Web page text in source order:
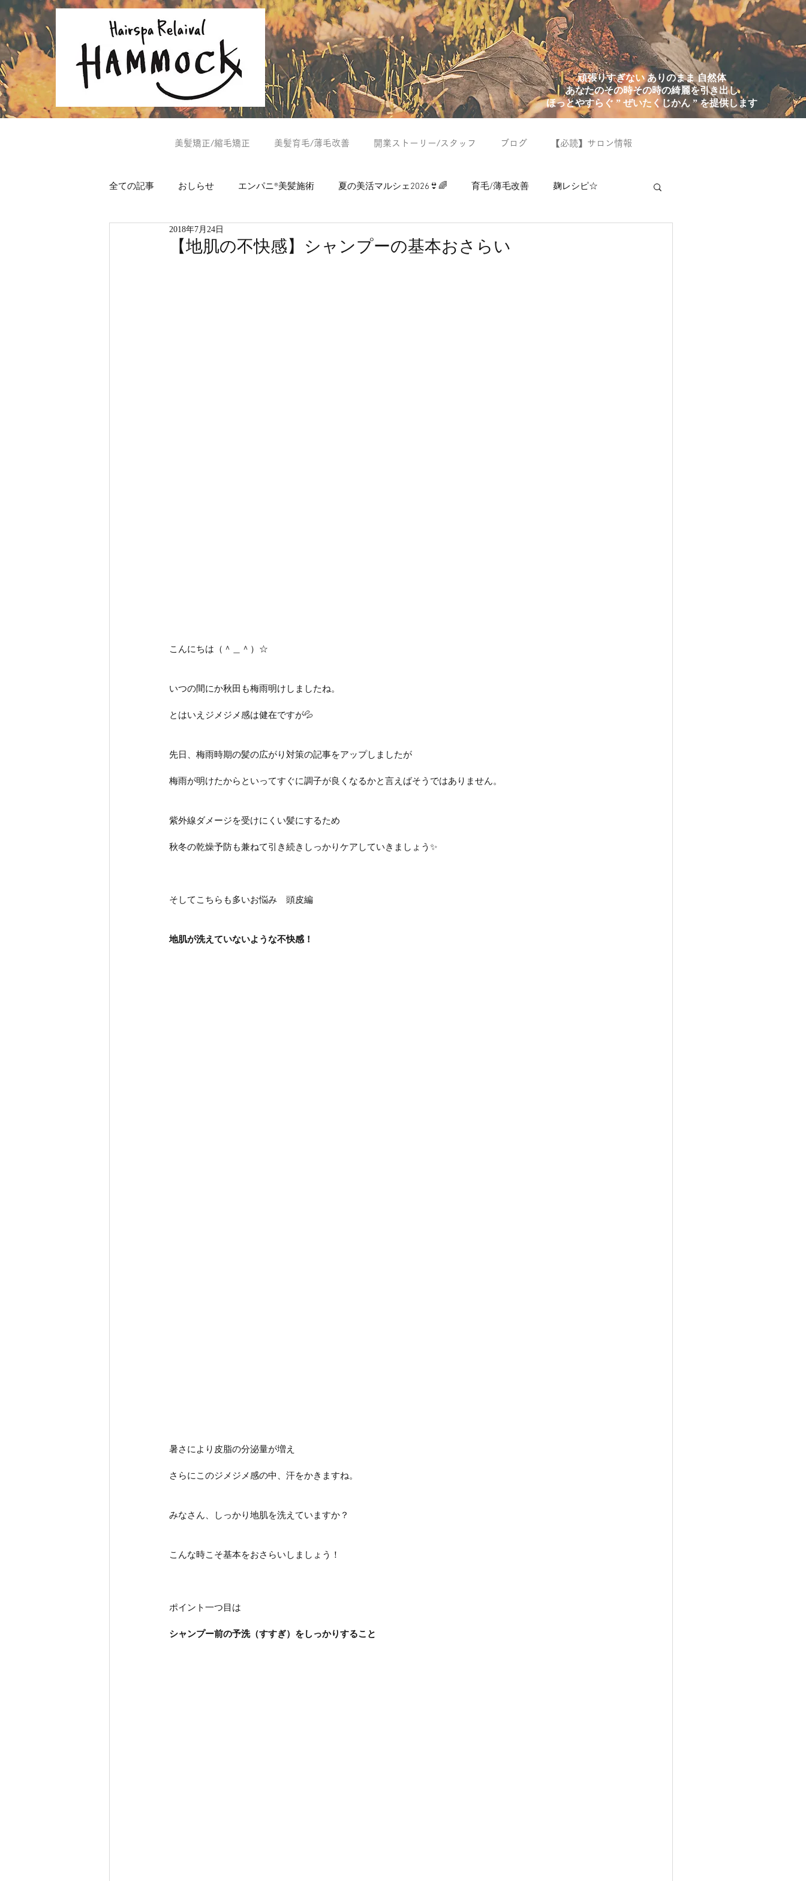
頑張りすぎない ありのまま 自然体
あなたのその時その時の綺麗を引き出し
ほっとやすらぐ ” ぜいたくじかん ” を提供します
美髪矯正/縮毛矯正 美髪育毛/薄毛改善 開業ストーリー/スタッフ ブログ 【必読】サロン情報
全ての記事 おしらせ エンパニ®美髪施術 夏の美活マルシェ2026👙🌈 育毛/薄毛改善 麹レシピ☆
ヘッドスパ 美肌通信
【地肌の不快感】シャンプーの基本おさらい
2018年7月24日
こんにちは（＾＿＾）☆
いつの間にか秋田も梅雨明けしましたね。
とはいえジメジメ感は健在ですが💦
先日、梅雨時期の髪の広がり対策の記事をアップしましたが
梅雨が明けたからといってすぐに調子が良くなるかと言えばそうではありません。
紫外線ダメージを受けにくい髪にするため
秋冬の乾燥予防も兼ねて引き続きしっかりケアしていきましょう✨
そしてこちらも多いお悩み　頭皮編
地肌が洗えていないような不快感！
暑さにより皮脂の分泌量が増え
さらにこのジメジメ感の中、汗をかきますね。
みなさん、しっかり地肌を洗えていますか？
こんな時こそ基本をおさらいしましょう！
ポイント一つ目は
シャンプー前の予洗（すすぎ）をしっかりすること